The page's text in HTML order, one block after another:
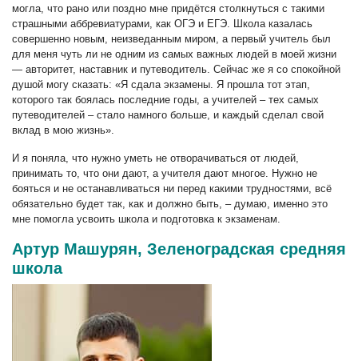
могла, что рано или поздно мне придётся столкнуться с такими
страшными аббревиатурами, как ОГЭ и ЕГЭ. Школа казалась
совершенно новым, неизведанным миром, а первый учитель был
для меня чуть ли не одним из самых важных людей в моей жизни
— авторитет, наставник и путеводитель. Сейчас же я со спокойной
душой могу сказать: «Я сдала экзамены. Я прошла тот этап,
которого так боялась последние годы, а учителей – тех самых
путеводителей – стало намного больше, и каждый сделал свой
вклад в мою жизнь».
И я поняла, что нужно уметь не отворачиваться от людей,
принимать то, что они дают, а учителя дают многое. Нужно не
бояться и не останавливаться ни перед какими трудностями, всё
обязательно будет так, как и должно быть, – думаю, именно это
мне помогла усвоить школа и подготовка к экзаменам.
Артур Машурян, Зеленоградская средняя
школа